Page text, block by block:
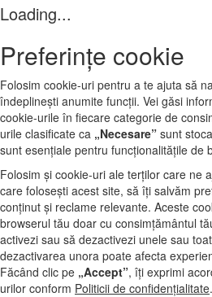
Loading...
Preferințe cookie
Folosim cookie-uri pentru a te ajuta să
îndeplinești anumite funcții. Vei găsi
cookie-urile în fiecare categorie de
urile clasificate ca „Necesare” sunt
sunt esențiale pentru funcționalitățile de
Folosim și cookie-uri ale terților care ne
care folosești acest site, să îți salvăm
conținut și reclame relevante. Aceste
browserul tău doar cu consimțământul
activezi sau să dezactivezi unele sau
dezactivarea unora poate afecta
Făcând clic pe „Accept”, îți exprimi
urilor conform Politicii de confidențialitate.